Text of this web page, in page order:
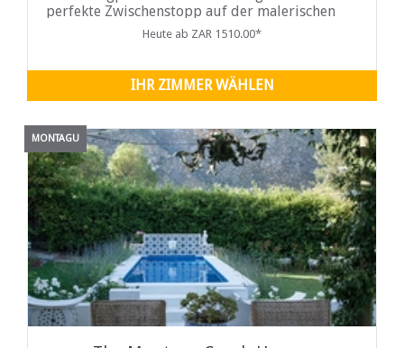
perfekte Zwischenstopp auf der malerischen
Strecke zwischen Kapstadt, Oudtshoorn und der
Heute ab ZAR 1510.00*
IHR ZIMMER WÄHLEN
MONTAGU